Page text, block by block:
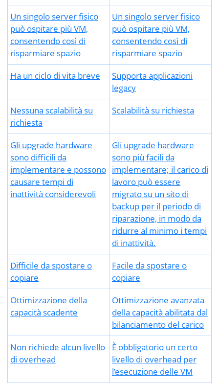
Un singolo server fisico
può ospitare più VM,
consentendo così di
risparmiare spazio
Un singolo server fisico
può ospitare più VM,
consentendo così di
risparmiare spazio
Ha un ciclo di vita breve
Supporta applicazioni
legacy
Nessuna scalabilità su
richiesta
Scalabilità su richiesta
Gli upgrade hardware
sono difficili da
implementare e possono
causare tempi di
inattività considerevoli
Gli upgrade hardware
sono più facili da
implementare; il carico di
lavoro può essere
migrato su un sito di
backup per il periodo di
riparazione, in modo da
ridurre al minimo i tempi
di inattività.
Difficile da spostare o
copiare
Facile da spostare o
copiare
Ottimizzazione della
capacità scadente
Ottimizzazione avanzata
della capacità abilitata dal
bilanciamento del carico
Non richiede alcun livello
di overhead
È obbligatorio un certo
livello di overhead per
l’esecuzione delle VM